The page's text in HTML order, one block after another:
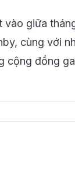
vào giữa
cùng với
cộng đồng